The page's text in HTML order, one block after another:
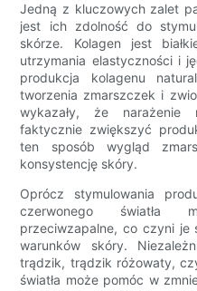
Jedną z kluczowych zalet
jest ich zdolność do
skórze. Kolagen jest
utrzymania elastyczności i
produkcja kolagenu
tworzenia zmarszczek i
wykazały, że narażenie
faktycznie zwiększyć
ten sposób wygląd
konsystencję skóry.
Oprócz stymulowania
czerwonego światła
przeciwzapalne, co czyni je
warunków skóry.
trądzik, trądzik różowaty,
światła może pomóc w